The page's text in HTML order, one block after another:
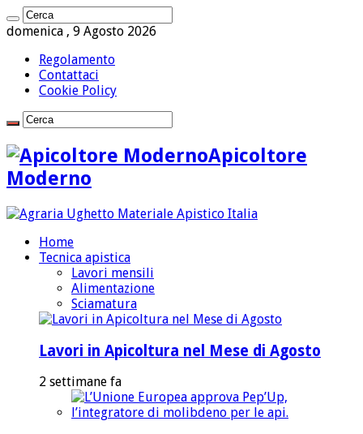
domenica , 9 Agosto 2026
Regolamento
Contattaci
Cookie Policy
Apicoltore
Moderno
Home
Tecnica apistica
Lavori mensili
Alimentazione
Sciamatura
Lavori in Apicoltura nel Mese di Agosto
2 settimane fa